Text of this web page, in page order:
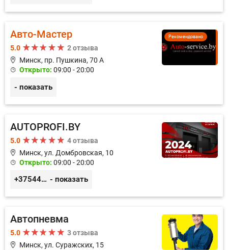
Рекомендовано
Авто-Мастер
5.0
2 отзыва
Минск, пр. Пушкина, 70 А
Открыто: 09:00 - 20:00
- показать
AUTOPROFI.BY
5.0
4 отзыва
Минск, ул. Домбровская, 10
Открыто: 09:00 - 20:00
+375445353020 - показать
Автопневма
5.0
3 отзыва
Минск, ул. Суражских, 15